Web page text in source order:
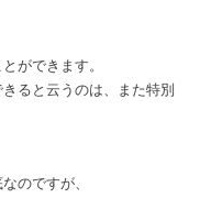
ができます。
ると云うのは、また特別
のですが、